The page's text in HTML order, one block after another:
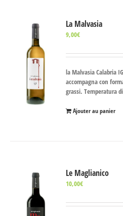
La Malvasia
9,00€
la Malvasia Calabria
accompagna con
grassi. Temperatura
Ajouter au panier
Le Maglianico
10,00€